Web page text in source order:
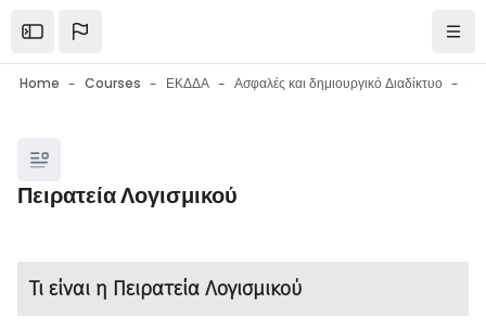
Open the sidebar
Home Courses ΕΚΔΔΑ Ασφαλές και δημιουργικό Διαδίκτυο
Blocks
Πειρατεία Λογισμικού
Blocks
Τι είναι η Πειρατεία Λογισμικού